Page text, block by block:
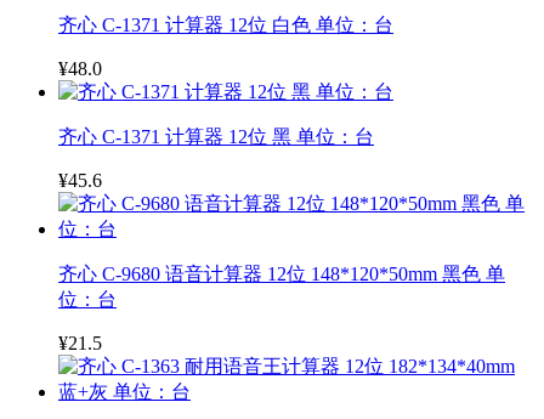
齐心 C-1371 计算器 12位 白色 单位：台
¥48.0
齐心 C-1371 计算器 12位 黑 单位：台
¥45.6
齐心 C-9680 语音计算器 12位 148*120*50mm 黑色 单
位：台
¥21.5